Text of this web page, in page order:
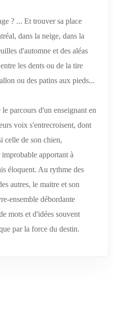
? ... Et trouver sa place
dans la neige, dans la
d'automne et des aléas
les dents ou de la tire
ou des patins aux pieds...
parcours d'un enseignant en
voix s'entrecroisent, dont
celle de son chien,
apportant à
éloquent. Au rythme des
autres, le maitre et son
ensemble débordante
mots et d'idées souvent
par la force du destin.